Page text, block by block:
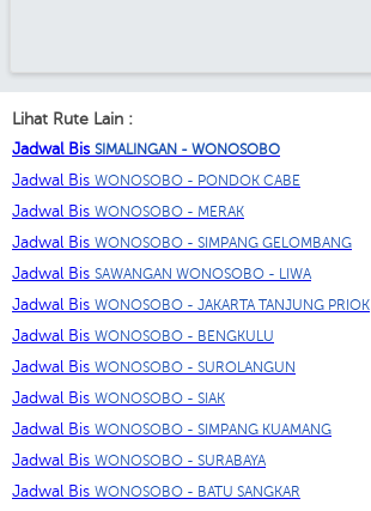
Lihat Rute Lain :
Jadwal Bis SIMALINGAN - WONOSOBO
Jadwal Bis WONOSOBO - PONDOK CABE
Jadwal Bis WONOSOBO - MERAK
Jadwal Bis WONOSOBO - SIMPANG GELOMBANG
Jadwal Bis SAWANGAN WONOSOBO - LIWA
Jadwal Bis WONOSOBO - JAKARTA TANJUNG PRIOK
Jadwal Bis WONOSOBO - BENGKULU
Jadwal Bis WONOSOBO - SUROLANGUN
Jadwal Bis WONOSOBO - SIAK
Jadwal Bis WONOSOBO - SIMPANG KUAMANG
Jadwal Bis WONOSOBO - SURABAYA
Jadwal Bis WONOSOBO - BATU SANGKAR